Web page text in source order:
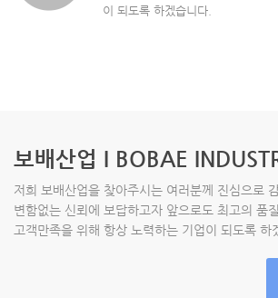
이 되도록 하겠습니다.
보배산업 I BOBAE
저희 보배산업을 찾아주시는 여러분께 진심으로
변함없는 신뢰에 보답하고자 앞으로도 최고의 품
고객만족을 위해 항상 노력하는 기업이 되도록 하